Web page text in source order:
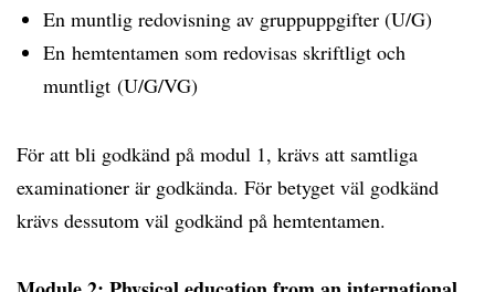
En muntlig redovisning av gruppuppgifter (U/G)
En hemtentamen som redovisas skriftligt och
muntligt (U/G/VG)
För att bli godkänd på modul 1, krävs att samtliga
examinationer är godkända. För betyget väl godkänd
krävs dessutom väl godkänd på hemtentamen.